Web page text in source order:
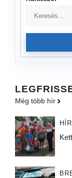
Még több hír